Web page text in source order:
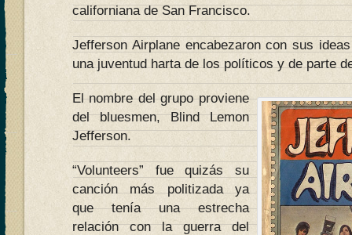
californiana de San Francisco.
Jefferson Airplane encabezaron con sus
una juventud harta de los políticos y de parte
El nombre del grupo proviene
del bluesmen, Blind Lemon
Jefferson.
“Volunteers” fue quizás su
canción más politizada ya
que tenía una estrecha
relación con la guerra del